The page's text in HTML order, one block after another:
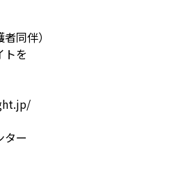
同伴）
を
ター